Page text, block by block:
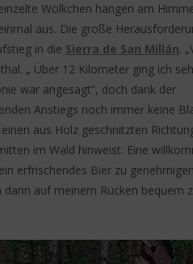
Wölkchen hängen am
aus. Die große
in die Sierra de San Millán.
„ Über 12 Kilometer ging ich
war angesagt“, doch dank der
Anstiegs noch immer keine
aus Holz geschnitzten
im Wald hinweist. Eine
erfrischendes Bier zu
auf meinem Rücken bequem